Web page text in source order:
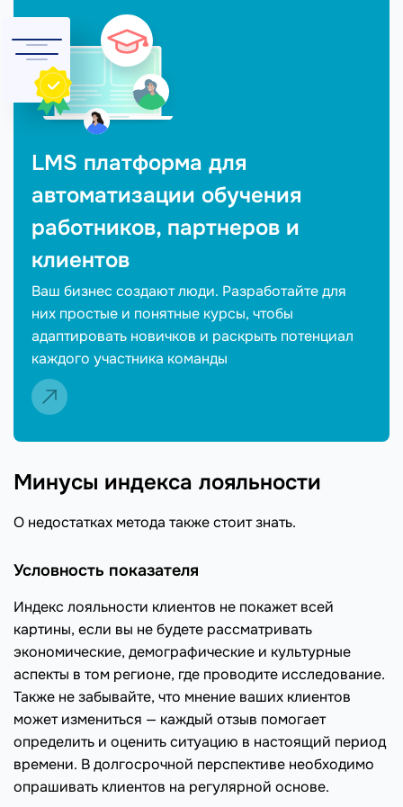
LMS платформа для
автоматизации обучения
работников, партнеров и
клиентов
Ваш бизнес создают люди. Разработайте для
них простые и понятные курсы, чтобы
адаптировать новичков и раскрыть потенциал
каждого участника команды
Минусы индекса лояльности
О недостатках метода также стоит знать.
Условность показателя
Индекс лояльности клиентов не покажет всей
картины, если вы не будете рассматривать
экономические, демографические и культурные
аспекты в том регионе, где проводите исследование.
Также не забывайте, что мнение ваших клиентов
может измениться — каждый отзыв помогает
определить и оценить ситуацию в настоящий период
времени. В долгосрочной перспективе необходимо
опрашивать клиентов на регулярной основе.